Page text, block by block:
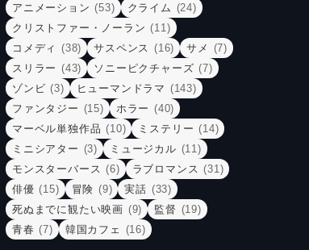
アニメーション (53) クライム (24)
クリストファー・ノーラン (11)
コメディ (38) サスペンス (16) サメ (7)
スリラー (43) ソニーピクチャーズ (7)
ゾンビ (3) ヒューマンドラマ (143)
ファンタジー (15) ホラー (40)
マーベル単独作品 (10) ミステリー (14)
ミニシアター (3) ミュージカル (11)
モンスターバース (6) ラブロマンス (31)
俳優 (15) 冒険 (9) 実話 (33)
死ぬまでに観たい映画 (9) 監督 (19)
青春 (7) 韓国カフェ (16)